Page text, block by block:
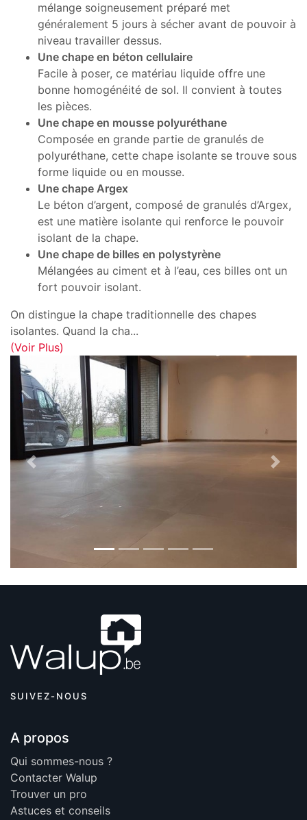
mélange soigneusement préparé met
généralement 5 jours à sécher avant de pouvoir à
niveau travailler dessus.
Une chape en béton cellulaire
Facile à poser, ce matériau liquide offre une
bonne homogénéité de sol. Il convient à toutes
les pièces.
Une chape en mousse polyuréthane
Composée en grande partie de granulés de
polyuréthane, cette chape isolante se trouve sous
forme liquide ou en mousse.
Une chape Argex
Le béton d’argent, composé de granulés d’Argex,
est une matière isolante qui renforce le pouvoir
isolant de la chape.
Une chape de billes en polystyrène
Mélangées au ciment et à l’eau, ces billes ont un
fort pouvoir isolant.
On distingue la chape traditionnelle des chapes
isolantes. Quand la cha...
(Voir Plus)
Previous Next
SUIVEZ-NOUS
A propos
Qui sommes-nous ?
Contacter Walup
Trouver un pro
Astuces et conseils